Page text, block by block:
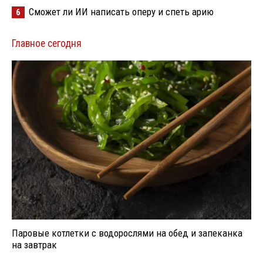
6 Сможет ли ИИ написать оперу и спеть арию
Главное сегодня
Паровые котлетки с водорослями на обед и запеканка
на завтрак